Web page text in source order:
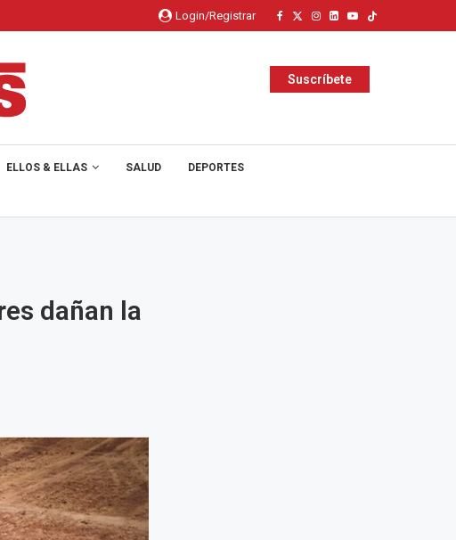
Login/Registrar
Suscríbete
ELLOS & ELLAS SALUD DEPORTES
dañan la